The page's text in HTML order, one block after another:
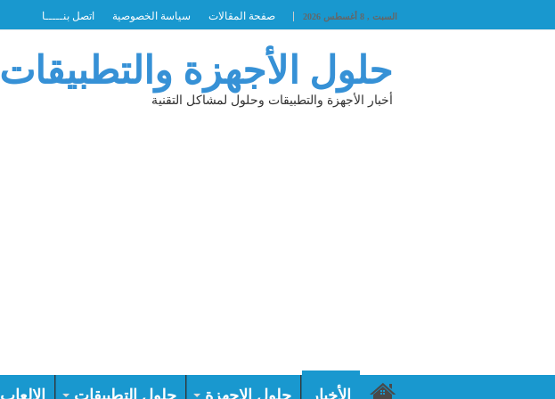
السبت , 8 أغسطس 2026 صفحة المقالات سياسة الخصوصية اتصل بنـــــا
حلول الأجهزة والتطبيقات
أخبار الأجهزة والتطبيقات وحلول لمشاكل التقنية
الأخبار حلول الاجهزة حلول التطبيقات الالعاب